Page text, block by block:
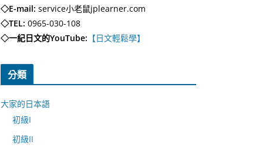
◇E-mail: service小老鼠jplearner.com
◇TEL: 0965-030-108
◇一紀日文的YouTube: 【日文輕鬆學】
分類
大家的日本語
初級I
初級II